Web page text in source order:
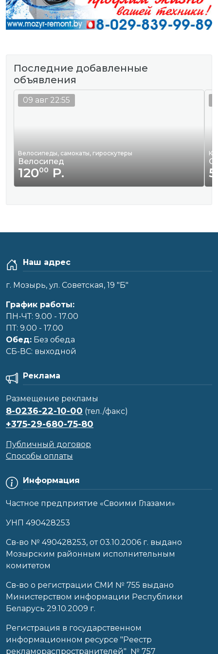
Последние добавленные
объявления
Велосипеды, самокаты, гироскутеры
Велосипед
12000 Р.
09 авг 22:55
Наш адрес
г. Мозырь, ул. Советская, 19 "Б"
График работы:
ПН-ЧТ: 9.00 - 17.00
ПТ: 9.00 - 17.00
Обед: Без обеда
CБ-ВС: выходной
Информация
Частное предприятие «Своими Глазами»
УНП 490428253
Cв-во № 490428253, от 03.10.2006 г. выдано
Мозырским районным исполнительным
комитетом
Св-во о регистрации СМИ № 755 выдано
Министерством информации Республики
Беларусь 29.10.2009 г.
Регистрация в государственном
информационном ресурсе "Реестр
рекламораспространителей" № 757
Реклама
Размещение рекламы
8-0236-22-10-00 (тел./факс)
+375-29-680-75-80
Публичный договор
Способы оплаты